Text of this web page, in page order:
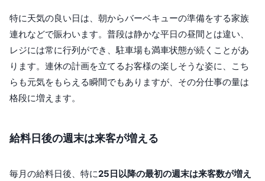
特に天気の良い日は、朝からバーベキューの準備をする家族
連れなどで賑わいます。普段は静かな平日の昼間とは違い、
レジには常に行列ができ、駐車場も満車状態が続くことがあ
ります。連休の計画を立てるお客様の楽しそうな姿に、こち
らも元気をもらえる瞬間でもありますが、その分仕事の量は
格段に増えます。
給料日後の週末は来客が増える
毎月の給料日後、特に25日以降の最初の週末は来客数が増え